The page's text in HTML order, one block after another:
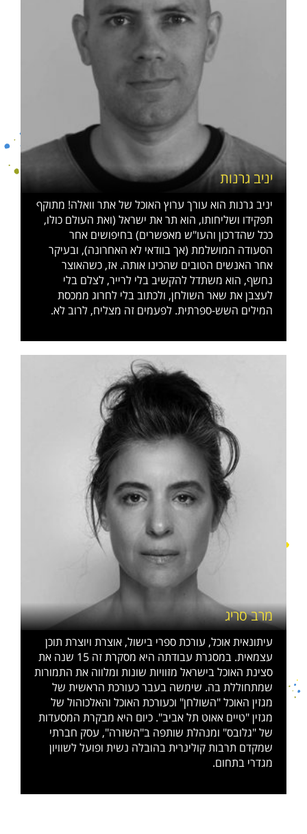
יניב גרנות
יניב גרנות הוא עורך ערוץ האוכל של אתר וואלה! מתוקף
תפקידו ושליחותו, הוא תר את ישראל (ואת העולם כולו,
ככל שהדרכון והעו"ש מאפשרים) בחיפושים אחר
הסעודה המושלמת (אך בוודאי לא האחרונה), ובעיקר
אחר האנשים הטובים שהכינו אותה. אז, כשהאוצר
נחשף, הוא משתדל להקשיב בלי לרייר, לצלם בלי
לעצבן את שאר השולחן, ולכתוב בלי לחרוג ממכסת
המילים השש-ספרתית. לפעמים זה מצליח, לרוב לא.
מרב סריג
עיתונאית אוכל, עורכת ספרי בישול, אוצרת ויוצרת תוכן
עצמאית. במסגרת עבודתה היא מסקרת זה 15 שנה את
סצינת האוכל בישראל מזוויות שונות ומלווה את התמורות
שמתחוללת בה. שימשה בעבר כעורכת הראשית של
מגזין האוכל "השולחן" וכעורכת האוכל והאלכוהול של
מגזין "טיים אאוט תל אביב". כיום היא מבקרת המסעדות
של "גלובס" ומנהלת שותפה ב"השזרה", עסק חברתי
שמקדם תרבות קולינרית בהובלה נשית ופועל לשוויון
מגדרי בתחום.